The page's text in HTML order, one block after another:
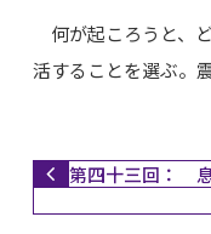
何が起ころうと、
活することを選ぶ。
第四十三回：